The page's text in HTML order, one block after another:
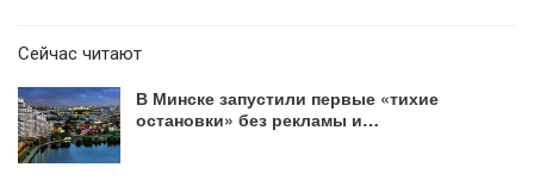
Сейчас читают
В Минске запустили первые «тихие
остановки» без рекламы и…